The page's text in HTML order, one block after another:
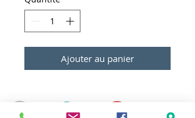
Ajouter au panier